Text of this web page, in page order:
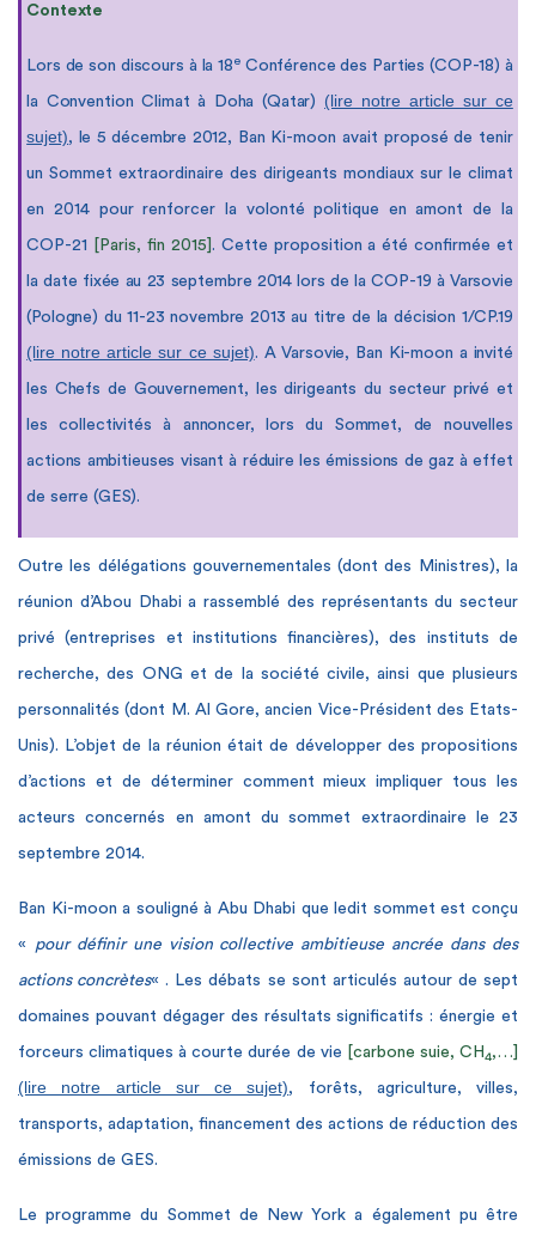
Contexte
Lors de son discours à la 18 eConférence des Parties (COP-18) à
la Convention Climat à Doha (Qatar) (lire notre article sur ce
sujet), le 5 décembre 2012, Ban Ki-moon avait proposé de tenir
un Sommet extraordinaire des dirigeants mondiaux sur le climat
en 2014 pour renforcer la volonté politique en amont de la
COP-21 [Paris, fin 2015] . Cette proposition a été confirméeet
la date fixée au 23 septembre 2014 lors de la COP-19 à Varsovie
(Pologne) du 11-23 novembre 2013 au titre de la décision 1/CP.19
(lire notre article sur ce sujet). A Varsovie, Ban Ki-moon a invité
les Chefs de Gouvernement, les dirigeants du secteur privé et
les collectivités à annoncer, lors du Sommet, de nouvelles
actions ambitieuses visant à réduire les émissions de gaz à effet
de serre (GES).
Outre les délégations gouvernementales (dont des Ministres), la
réunion d’Abou Dhabi a rassemblé des représentants du secteur
privé (entreprises et institutions financières), des instituts de
recherche, des ONG et de la société civile, ainsi que plusieurs
personnalités (dont M. Al Gore, ancien Vice-Président des Etats-
Unis). L’objet de la réunion était de développer des propositions
d’actions et de déterminer comment mieux impliquer tous les
acteurs concernés en amont du sommet extraordinaire le 23
septembre 2014.
Ban Ki-moon a souligné à Abu Dhabi que ledit sommet est conçu
« pour définir une vision collective ambitieuse ancrée dans des
actions concrètes« . Les débats se sont articulés autour de sept
domaines pouvant dégager des résultats significatifs : énergie et
forceurs climatiques à courte durée de vie [carbone suie, CH 4,…]
(lire notre article sur ce sujet), forêts, agriculture, villes,
transports, adaptation, financement des actions de réduction des
émissions de GES.
Le programme du Sommet de New York a également pu être